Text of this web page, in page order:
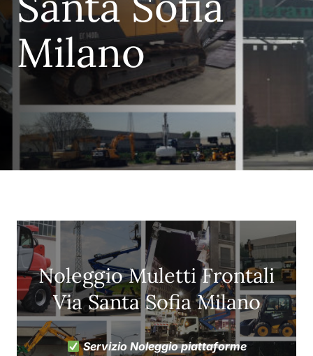
Milano
Noleggio Muletti Frontali
Via Santa Sofia Milano
Servizio Noleggio piattaforme